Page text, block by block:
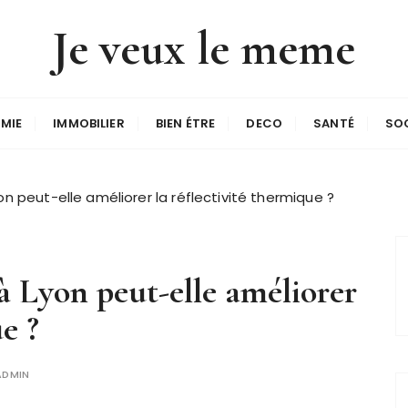
Je veux le meme
IMMOBILIER BIEN ÉTRE DECO SANTÉ
peut-elle améliorer la réflectivité thermique ?
Lyon peut-elle améliorer
?